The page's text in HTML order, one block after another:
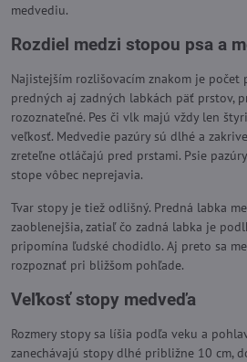
medvediu.
Rozdiel medzi stopou psa a
Najistejším rozlišovacím znakom je počet
predných aj zadných labkách päť prstov,
rozoznateľné. Pes či vlk majú vždy len
veľkosť. Medvedie pazúry sú dlhé a
zreteľne otláčajú pred prstami. Psie
stope vôbec neprejavia.
Tvar stopy je tiež odlišný. Predná labka
zaoblenejšia, zatiaľ čo zadná labka je
pripomína ľudské chodidlo. Aj preto sa
rozpoznať pri bližšom pohľade.
Veľkosť stopy medveďa
Rozmery stopy sa líšia podľa veku a
zanechávajú stopy dlhé približne 10 cm,